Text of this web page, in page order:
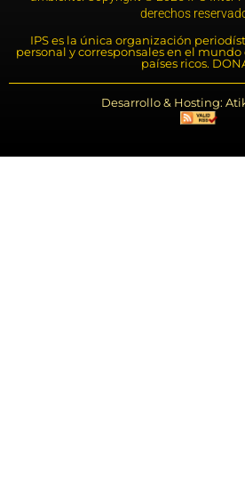
derechos
IPS es la única organización
personal y corresponsales en el
países ricos.
Desarrollo & Hosting: